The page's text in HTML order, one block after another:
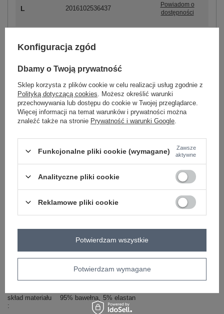
L 2016102536437
Powiadom o
dostępności
XL 2016102536444
ZALOGUJ SIĘ I ZOBACZ CENĘ
Masz pytanie? Chętnie pomożemy.
sposób prania: pranie w pralce w 30°C
Kod produktu
BR-BO-2106.97
dekolt
okrągły
casual
skład materiału
95% bawełna 5% elastan
Konfiguracja zgód
Dbamy o Twoją prywatność
Sklep korzysta z plików cookie w celu realizacji usług zgodnie z
Polityką dotyczącą cookies . Możesz określić warunki
przechowywania lub dostępu do cookie w Twojej przeglądarce.
Więcej informacji na temat warunków i prywatności można
znaleźć także na stronie Prywatność i warunki Google
Funkcjonalne pliki cookie (wymagane)
Zawsze
aktywne
Analityczne pliki cookie
Reklamowe pliki cookie
Potwierdzam wymagane
Potwierdzam wszystkie